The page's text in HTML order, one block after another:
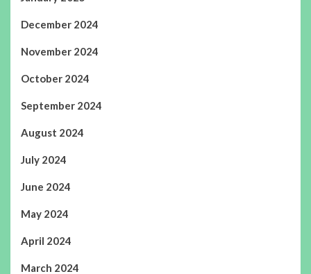
December 2024
November 2024
October 2024
September 2024
August 2024
July 2024
June 2024
May 2024
April 2024
March 2024